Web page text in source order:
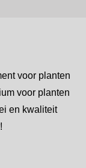
voor planten
voor planten
en kwaliteit